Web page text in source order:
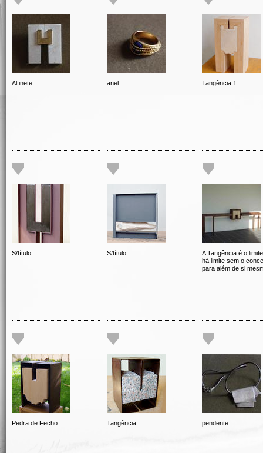
Alfinete anel Tangência 1
S/título S/título
A Tangência é o
há limite sem o
para além de si
Pedra de Fecho Tangência pendente